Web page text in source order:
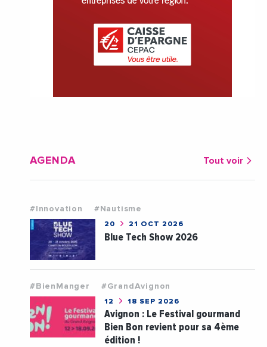
AGENDA Tout voir
#Innovation #Nautisme
20 21 OCT 2026
Blue Tech Show 2026
#BienManger #GrandAvignon
12 18 SEP 2026
Avignon : Le Festival gourmand
Bien Bon revient pour sa 4ème
édition !